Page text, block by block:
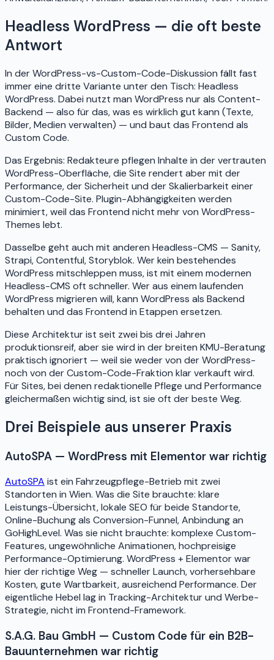
Headless WordPress — die oft beste
Antwort
In der WordPress-vs-Custom-Code-Diskussion fällt fast
immer eine dritte Variante unter den Tisch: Headless
WordPress. Dabei nutzt man WordPress nur als Content-
Backend — also für das, was es wirklich gut kann (Texte,
Bilder, Medien verwalten) — und baut das Frontend als
Custom Code.
Das Ergebnis: Redakteure pflegen Inhalte in der vertrauten
WordPress-Oberfläche, die Site rendert aber mit der
Performance, der Sicherheit und der Skalierbarkeit einer
Custom-Code-Site. Plugin-Abhängigkeiten werden
minimiert, weil das Frontend nicht mehr von WordPress-
Themes lebt.
Dasselbe geht auch mit anderen Headless-CMS — Sanity,
Strapi, Contentful, Storyblok. Wer kein bestehendes
WordPress mitschleppen muss, ist mit einem modernen
Headless-CMS oft schneller. Wer aus einem laufenden
WordPress migrieren will, kann WordPress als Backend
behalten und das Frontend in Etappen ersetzen.
Diese Architektur ist seit zwei bis drei Jahren
produktionsreif, aber sie wird in der breiten KMU-Beratung
praktisch ignoriert — weil sie weder von der WordPress-
noch von der Custom-Code-Fraktion klar verkauft wird.
Für Sites, bei denen redaktionelle Pflege und Performance
gleichermaßen wichtig sind, ist sie oft der beste Weg.
Drei Beispiele aus unserer Praxis
AutoSPA — WordPress mit Elementor war richtig
AutoSPA ist ein Fahrzeugpflege-Betrieb mit zwei
Standorten in Wien. Was die Site brauchte: klare
Leistungs-Übersicht, lokale SEO für beide Standorte,
Online-Buchung als Conversion-Funnel, Anbindung an
GoHighLevel. Was sie nicht brauchte: komplexe Custom-
Features, ungewöhnliche Animationen, hochpreisige
Performance-Optimierung. WordPress + Elementor war
hier der richtige Weg — schneller Launch, vorhersehbare
Kosten, gute Wartbarkeit, ausreichend Performance. Der
eigentliche Hebel lag in Tracking-Architektur und Werbe-
Strategie, nicht im Frontend-Framework.
S.A.G. Bau GmbH — Custom Code für ein B2B-
Bauunternehmen war richtig